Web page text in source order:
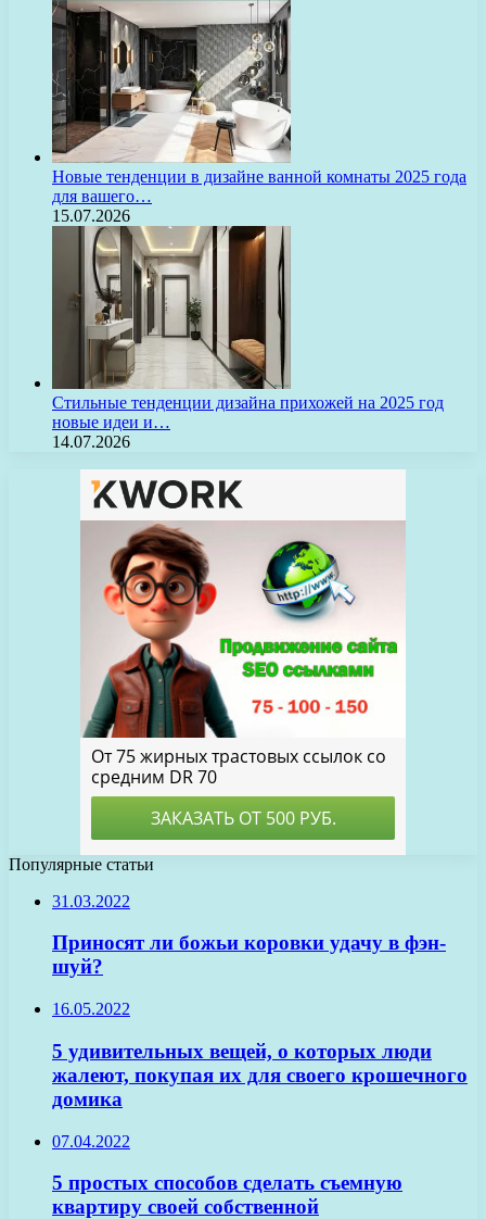
Новые тенденции в дизайне ванной комнаты 2025 года
для вашего…
15.07.2026
Стильные тенденции дизайна прихожей на 2025 год
новые идеи и…
14.07.2026
Популярные статьи
31.03.2022
Приносят ли божьи коровки удачу в фэн-
шуй?
16.05.2022
5 удивительных вещей, о которых люди
жалеют, покупая их для своего крошечного
домика
07.04.2022
5 простых способов сделать съемную
квартиру своей собственной